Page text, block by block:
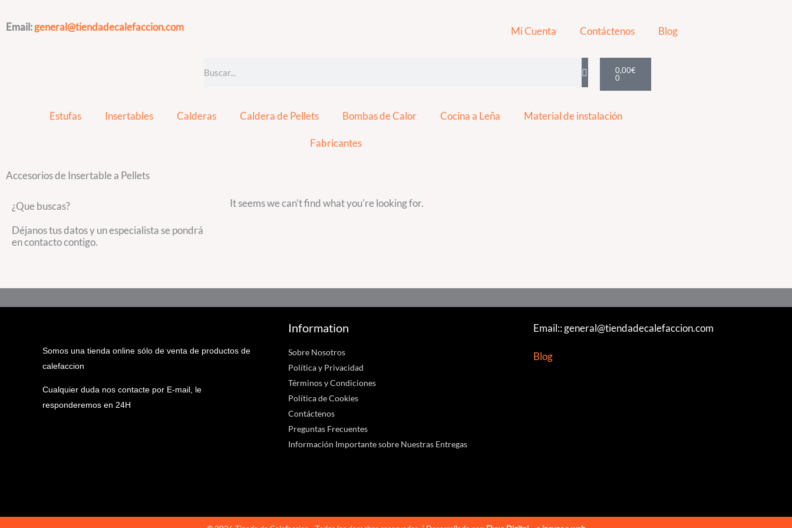
Email:general@tiendadecalefaccion.com Mi Cuenta Contáctenos Blog
0,00€
0
Cart
Estufas Insertables Calderas Caldera de Pellets Bombas de Calor Cocina a Leña Material de instalación
Fabricantes
Accesorios de Insertable a Pellets
¿Que buscas?
Déjanos tus datos y un especialista se pondrá
en contacto contigo.
It seems we can't find what you're looking for.
Somos una tienda online sólo de venta de productos de
calefaccion
Cualquier duda nos contacte por E-mail, le
responderemos en 24H
Information
Sobre Nosotros
Política y Privacidad
Términos y Condiciones
Política de Cookies
Contáctenos
Preguntas Frecuentes
Información Importante sobre Nuestras Entregas
Email::general@tiendadecalefaccion.com
Blog